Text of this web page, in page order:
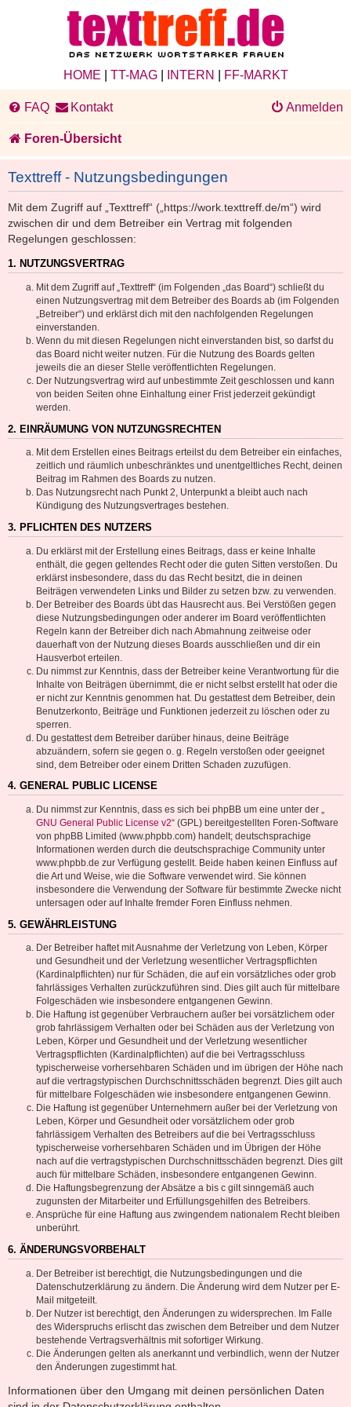
HOME TT-MAG| INTERN FF-MARKT
FAQ Kontakt Anmelden
Foren-Übersicht
Texttreff - Nutzungsbedingungen
Mit dem Zugriff auf „Texttreff“ („https://work.texttreff.de/m“) wird
zwischen dir und dem Betreiber ein Vertrag mit folgenden
Regelungen geschlossen:
1. NUTZUNGSVERTRAG
Mit dem Zugriff auf „Texttreff“ (im Folgenden „das Board“) schließt du
einen Nutzungsvertrag mit dem Betreiber des Boards ab (im Folgenden
„Betreiber“) und erklärst dich mit den nachfolgenden Regelungen
einverstanden.
Wenn du mit diesen Regelungen nicht einverstanden bist, so darfst du
das Board nicht weiter nutzen. Für die Nutzung des Boards gelten
jeweils die an dieser Stelle veröffentlichten Regelungen.
Der Nutzungsvertrag wird auf unbestimmte Zeit geschlossen und kann
von beiden Seiten ohne Einhaltung einer Frist jederzeit gekündigt
werden.
2. EINRÄUMUNG VON NUTZUNGSRECHTEN
Mit dem Erstellen eines Beitrags erteilst du dem Betreiber ein einfaches,
zeitlich und räumlich unbeschränktes und unentgeltliches Recht, deinen
Beitrag im Rahmen des Boards zu nutzen.
Das Nutzungsrecht nach Punkt 2, Unterpunkt a bleibt auch nach
Kündigung des Nutzungsvertrages bestehen.
3. PFLICHTEN DES NUTZERS
Du erklärst mit der Erstellung eines Beitrags, dass er keine Inhalte
enthält, die gegen geltendes Recht oder die guten Sitten verstoßen. Du
erklärst insbesondere, dass du das Recht besitzt, die in deinen
Beiträgen verwendeten Links und Bilder zu setzen bzw. zu verwenden.
Der Betreiber des Boards übt das Hausrecht aus. Bei Verstößen gegen
diese Nutzungsbedingungen oder anderer im Board veröffentlichten
Regeln kann der Betreiber dich nach Abmahnung zeitweise oder
dauerhaft von der Nutzung dieses Boards ausschließen und dir ein
Hausverbot erteilen.
Du nimmst zur Kenntnis, dass der Betreiber keine Verantwortung für die
Inhalte von Beiträgen übernimmt, die er nicht selbst erstellt hat oder die
er nicht zur Kenntnis genommen hat. Du gestattest dem Betreiber, dein
Benutzerkonto, Beiträge und Funktionen jederzeit zu löschen oder zu
sperren.
Du gestattest dem Betreiber darüber hinaus, deine Beiträge
abzuändern, sofern sie gegen o. g. Regeln verstoßen oder geeignet
sind, dem Betreiber oder einem Dritten Schaden zuzufügen.
4. GENERAL PUBLIC LICENSE
Du nimmst zur Kenntnis, dass es sich bei phpBB um eine unter der „
GNU General Public License v2“ (GPL) bereitgestellten Foren-Software
von phpBB Limited (www.phpbb.com) handelt; deutschsprachige
Informationen werden durch die deutschsprachige Community unter
www.phpbb.de zur Verfügung gestellt. Beide haben keinen Einfluss auf
die Art und Weise, wie die Software verwendet wird. Sie können
insbesondere die Verwendung der Software für bestimmte Zwecke nicht
untersagen oder auf Inhalte fremder Foren Einfluss nehmen.
5. GEWÄHRLEISTUNG
Der Betreiber haftet mit Ausnahme der Verletzung von Leben, Körper
und Gesundheit und der Verletzung wesentlicher Vertragspflichten
(Kardinalpflichten) nur für Schäden, die auf ein vorsätzliches oder grob
fahrlässiges Verhalten zurückzuführen sind. Dies gilt auch für mittelbare
Folgeschäden wie insbesondere entgangenen Gewinn.
Die Haftung ist gegenüber Verbrauchern außer bei vorsätzlichem oder
grob fahrlässigem Verhalten oder bei Schäden aus der Verletzung von
Leben, Körper und Gesundheit und der Verletzung wesentlicher
Vertragspflichten (Kardinalpflichten) auf die bei Vertragsschluss
typischerweise vorhersehbaren Schäden und im übrigen der Höhe nach
auf die vertragstypischen Durchschnittsschäden begrenzt. Dies gilt auch
für mittelbare Folgeschäden wie insbesondere entgangenen Gewinn.
Die Haftung ist gegenüber Unternehmern außer bei der Verletzung von
Leben, Körper und Gesundheit oder vorsätzlichem oder grob
fahrlässigem Verhalten des Betreibers auf die bei Vertragsschluss
typischerweise vorhersehbaren Schäden und im Übrigen der Höhe
nach auf die vertragstypischen Durchschnittsschäden begrenzt. Dies gilt
auch für mittelbare Schäden, insbesondere entgangenen Gewinn.
Die Haftungsbegrenzung der Absätze a bis c gilt sinngemäß auch
zugunsten der Mitarbeiter und Erfüllungsgehilfen des Betreibers.
Ansprüche für eine Haftung aus zwingendem nationalem Recht bleiben
unberührt.
6. ÄNDERUNGSVORBEHALT
Der Betreiber ist berechtigt, die Nutzungsbedingungen und die
Datenschutzerklärung zu ändern. Die Änderung wird dem Nutzer per E-
Mail mitgeteilt.
Der Nutzer ist berechtigt, den Änderungen zu widersprechen. Im Falle
des Widerspruchs erlischt das zwischen dem Betreiber und dem Nutzer
bestehende Vertragsverhältnis mit sofortiger Wirkung.
Die Änderungen gelten als anerkannt und verbindlich, wenn der Nutzer
den Änderungen zugestimmt hat.
Informationen über den Umgang mit deinen persönlichen Daten